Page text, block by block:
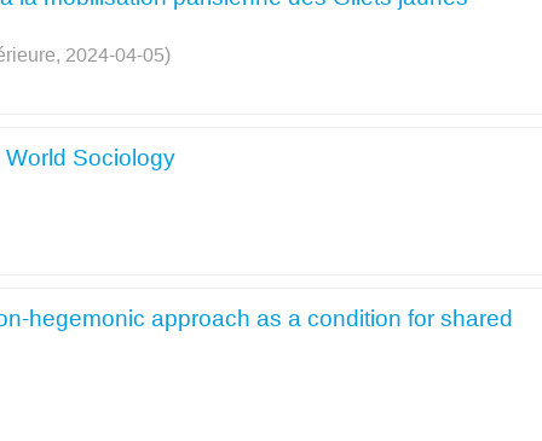
2024-04-05)
Sociology
hegemonic approach as a condition for shared